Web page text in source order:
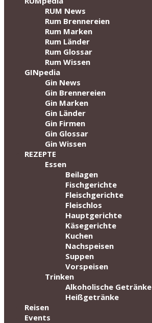
RUM News
Rum Brennereien
Rum Marken
Rum Länder
Rum Glossar
Rum Wissen
GINpedia
Gin News
Gin Brennereien
Gin Marken
Gin Länder
Gin Firmen
Gin Glossar
Gin Wissen
REZEPTE
Essen
Beilagen
Fischgerichte
Fleischgerichte
Fleischlos
Hauptgerichte
Käsegerichte
Kuchen
Nachspeisen
Suppen
Vorspeisen
Trinken
Alkoholische Getränke
Heißgetränke
Reisen
Events